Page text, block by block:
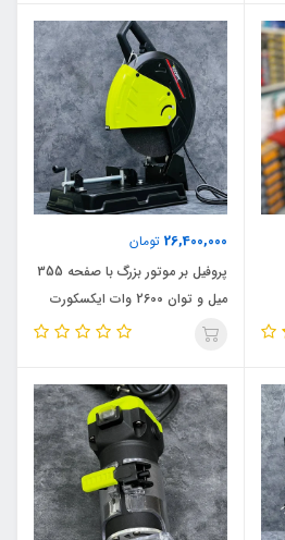
26,400,000 تومان
پروفیل بر موتور بزرگ با صفحه 355
میل و توان 2600 وات ایکسکورت
اصلی مدل 2600W_355M اصلی